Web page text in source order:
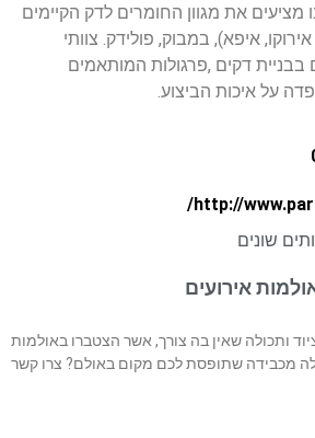
מציעים את מגוון החומרים לדק הקיימים
איפא), במבוק, פולידק. צוותי
בבניית דקים ,פרגולות המותאמים
על איכות הביצוע.
שונים
אירועים
ציוד ותכולה שאין בה צורך, אשר הצטברו באולמות
מכבידה שתופסת לכם מקום באולם? צרו קשר